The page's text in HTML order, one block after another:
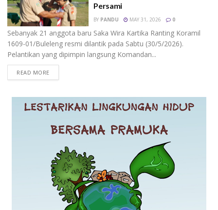
Persami
BY PANDU MAY 31, 2026 0
Sebanyak 21 anggota baru Saka Wira Kartika Ranting Koramil
1609-01/Buleleng resmi dilantik pada Sabtu (30/5/2026).
Pelantikan yang dipimpin langsung Komandan...
READ MORE